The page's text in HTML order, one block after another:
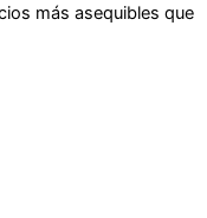
más asequibles que